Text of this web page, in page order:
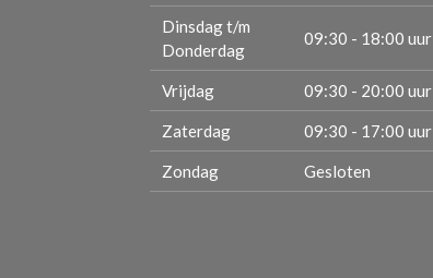
Dinsdag t/m
Donderdag
09:30 - 18:00 uur
Vrijdag 09:30 - 20:00 uur
Zaterdag 09:30 - 17:00 uur
Zondag Gesloten